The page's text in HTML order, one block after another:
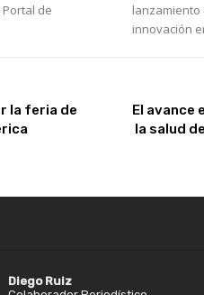
de
lanzamiento
innovación
la feria de
El avance
la salud
Diego Ruiz